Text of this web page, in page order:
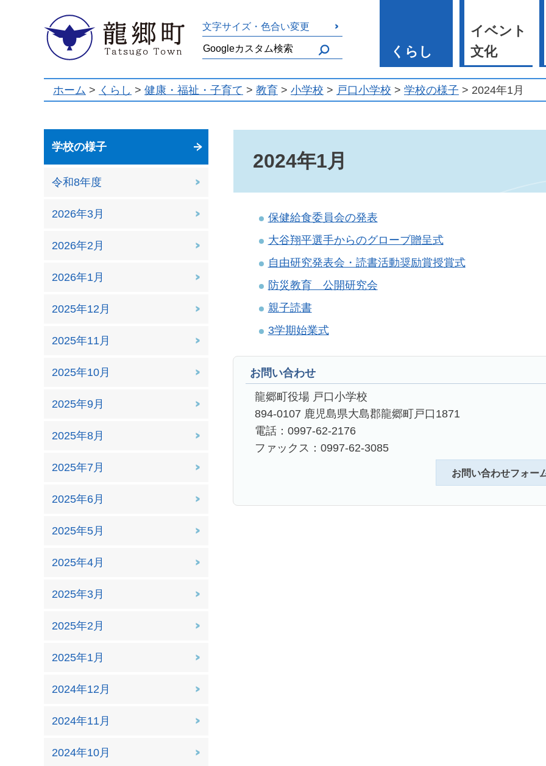
龍郷町 文字サイズ・色合い変更
くらし
イベント
文化
ホーム > くらし > 健康・福祉・子育て > 教育 > 小学校 > 戸口小学校 > 学校の様子 > 2024年1月
学校の様子
令和8年度
2026年3月
2026年2月
2026年1月
2025年12月
2025年11月
2025年10月
2025年9月
2025年8月
2025年7月
2025年6月
2025年5月
2025年4月
2025年3月
2025年2月
2025年1月
2024年12月
2024年11月
2024年10月
2024年1月
保健給食委員会の発表
大谷翔平選手からのグローブ贈呈式
自由研究発表会・読書活動奨励賞授賞式
防災教育 公開研究会
親子読書
3学期始業式
お問い合わせ
龍郷町役場 戸口小学校
894-0107 鹿児島県大島郡龍郷町戸口1871
電話：0997-62-2176
ファックス：0997-62-3085
お問い合わせフォー